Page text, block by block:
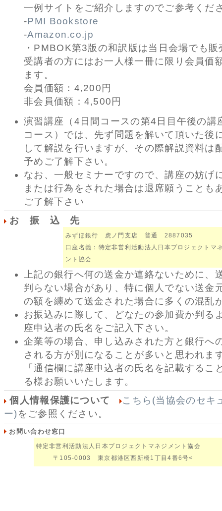
一例サイトをご紹介しますのでご参考くだ
-PMI Bookstore
-Amazon.co.jp
・PMBOK第3版の和訳版は当日会場でも
受講者の方にはお一人様一冊に限り会員価
ます。
会員価額：4,200円
非会員価額：4,500円
演習講座（4日間コースの第4日目午後の講
コース）では、先ず問題を解いて頂いた後
して解説を行いますが、その際解説資料は
予めご了解下さい。
なお、一般セミナーですので、講座の妨げ
または行為をされた場合は退席願うことも
ご了解下さい
お 振 込 先
みずほ銀行 虎ノ門支店 普通 2887035
口座名義：特定非営利活動法人日本プロジェクトマ
ント協会
上記の銀行へ何の送金か連絡ないために、
判らない場合があり、特に個人でない送金
の額を纏めて送金された場合に多くの混乱
お振込みに際して、どなたの参加費か判る
座申込者の氏名をご記入下さい。
企業等の場合、申し込みされた方と銀行へ
される方が別になることが多いと思われま
「通信欄に講座申込者の氏名を記載するこ
る様お願いいたします。
個人情報保護について
こちら(当協会のセキ
ー) をご参照ください。
お問い合わせ窓口
特定非営利活動法人日本プロジェクトマネジメント協会
〒105-0003 東京都港区西新橋1丁目4番6号<